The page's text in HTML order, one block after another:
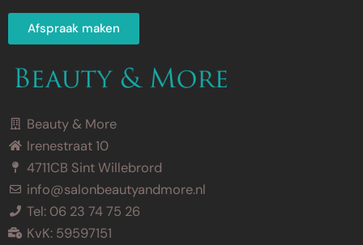
Afspraak maken
Beauty & More
Irenestraat 10
4711CB Sint Willebrord
info@salonbeautyandmore.nl
Tel: 06 23 74 75 26
KvK: 59597151